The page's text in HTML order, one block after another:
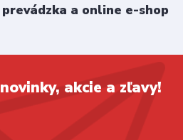
a online e-shop
akcie a zľavy!